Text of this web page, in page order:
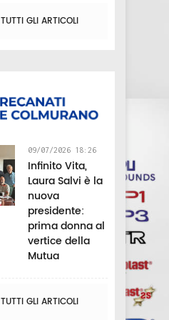
GLI ARTICOLI
09/07/2026 18:26
Infinito Vita,
Laura Salvi è la
nuova
presidente:
prima donna al
vertice della
Mutua
GLI ARTICOLI